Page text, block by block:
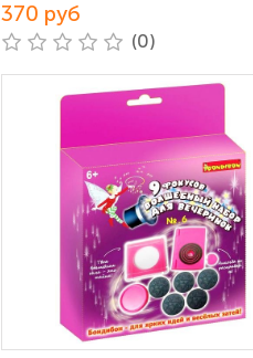
370 руб
(0)